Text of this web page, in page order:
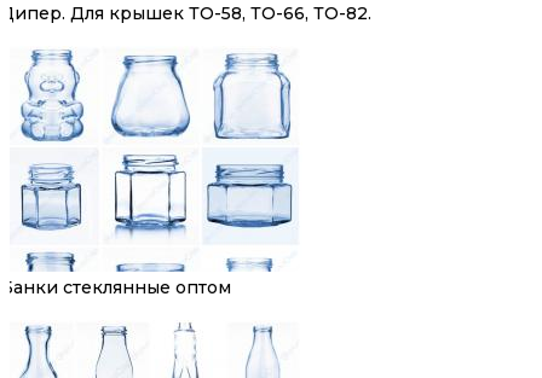
Дипер. Для крышек ТО-58, ТО-66, ТО-82.
Банки стеклянные оптом